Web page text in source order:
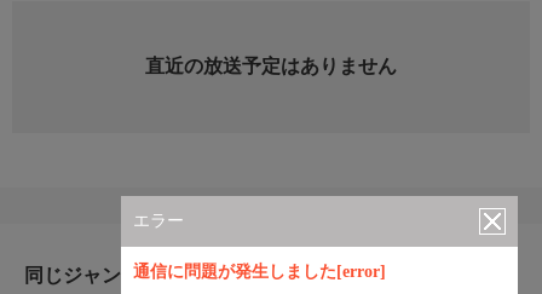
エラー
通信に問題が発生しました[error]
直近の放送予定はありません
同じジャンルのおすすめ番組